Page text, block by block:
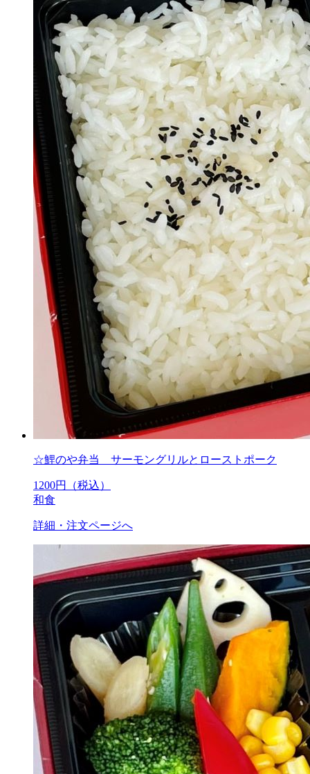
☆鯉のや弁当 サーモングリルとローストポーク
1200円（税込）
和食
詳細・注文ページへ